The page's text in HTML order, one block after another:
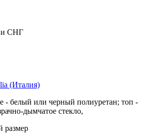
и СНГ
(Италия)
- белый или черный полиуретан; топ -
дымчатое стекло,
размер